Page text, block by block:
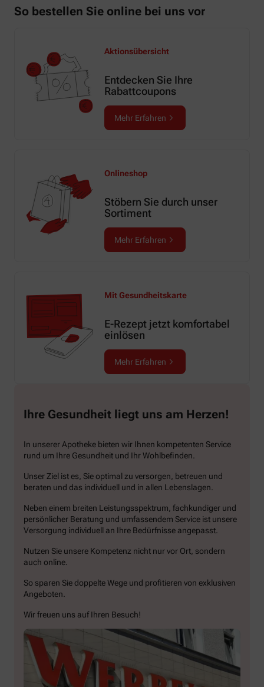
So bestellen Sie online bei uns vor
Aktionsübersicht
Entdecken Sie Ihre
Rabattcoupons
Mehr Erfahren
Onlineshop
Stöbern Sie durch unser
Sortiment
Mehr Erfahren
Mit Gesundheitskarte
E-Rezept jetzt komfortabel
einlösen
Mehr Erfahren
Ihre Gesundheit liegt uns am Herzen!
In unserer Apotheke bieten wir Ihnen kompetenten Service
rund um Ihre Gesundheit und Ihr Wohlbefinden.
Unser Ziel ist es, Sie optimal zu versorgen, betreuen und
beraten und das individuell und in allen Lebenslagen.
Neben einem breiten Leistungsspektrum, fachkundiger und
persönlicher Beratung und umfassendem Service ist unsere
Versorgung individuell an Ihre Bedürfnisse angepasst.
Nutzen Sie unsere Kompetenz nicht nur vor Ort, sondern
auch online.
So sparen Sie doppelte Wege und profitieren von exklusiven
Angeboten.
Wir freuen uns auf Ihren Besuch!